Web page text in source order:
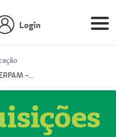
Login
Prestador CERPAM – Centro de Reabilitação S/S Ltda-ME (52004274-8)